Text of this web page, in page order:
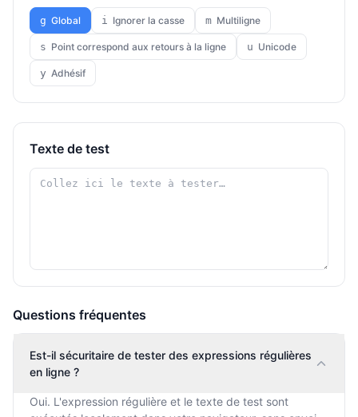
g Global i Ignorer la casse m Multiligne
s Point correspond aux retours à la ligne u Unicode
y Adhésif
Texte de test
Questions fréquentes
Est-il sécuritaire de tester des expressions régulières
en ligne ?
Oui. L'expression régulière et le texte de test sont